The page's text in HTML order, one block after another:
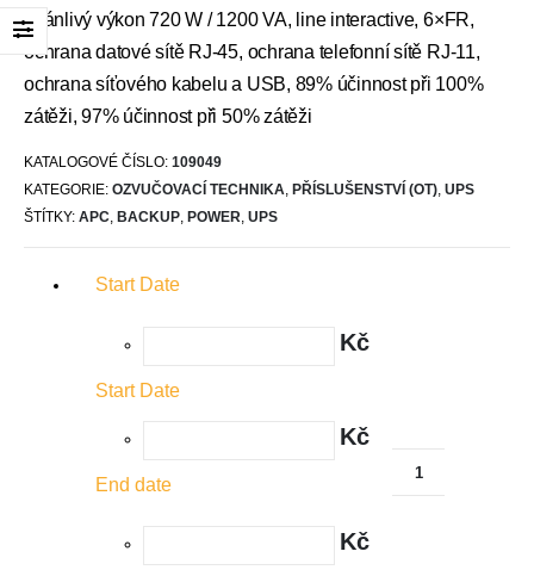
zdánlivý výkon 720 W / 1200 VA, line interactive, 6×FR,
ochrana datové sítě RJ-45, ochrana telefonní sítě RJ-11,
ochrana síťového kabelu a USB, 89% účinnost při 100%
zátěži, 97% účinnost při 50% zátěži
KATALOGOVÉ ČÍSLO: 109049
KATEGORIE: OZVUČOVACÍ TECHNIKA, PŘÍSLUŠENSTVÍ (OT), UPS
ŠTÍTKY: APC, BACKUP, POWER, UPS
Start Date
Kč
Start Date
Kč
End date
Kč